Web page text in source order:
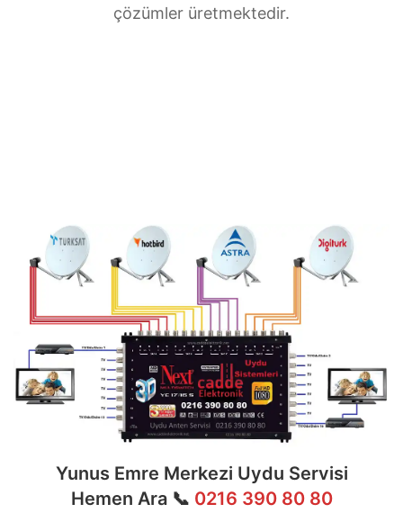
çözümler üretmektedir.
Yunus Emre Merkezi Uydu Servisi
Hemen Ara 📞 0216 390 80 80